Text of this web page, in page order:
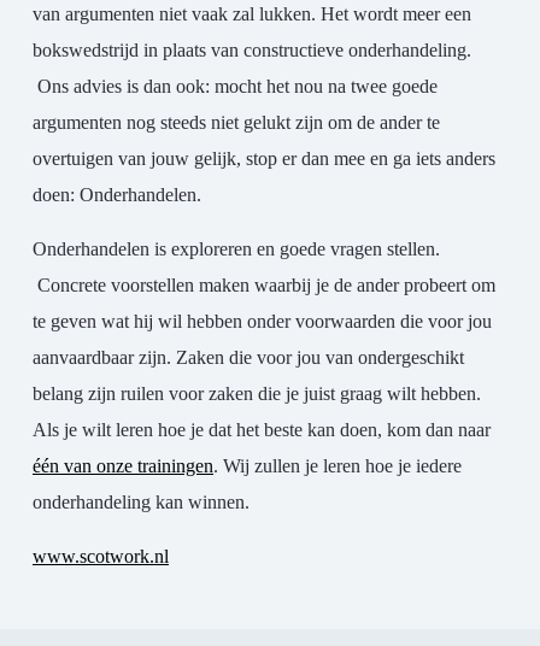
van argumenten niet vaak zal lukken. Het wordt meer een
bokswedstrijd in plaats van constructieve onderhandeling.
Ons advies is dan ook: mocht het nou na twee goede
argumenten nog steeds niet gelukt zijn om de ander te
overtuigen van jouw gelijk, stop er dan mee en ga iets anders
doen: Onderhandelen.
Onderhandelen is exploreren en goede vragen stellen.
Concrete voorstellen maken waarbij je de ander probeert om
te geven wat hij wil hebben onder voorwaarden die voor jou
aanvaardbaar zijn. Zaken die voor jou van ondergeschikt
belang zijn ruilen voor zaken die je juist graag wilt hebben.
Als je wilt leren hoe je dat het beste kan doen, kom dan naar
één van onze trainingen. Wij zullen je leren hoe je iedere
onderhandeling kan winnen.
www.scotwork.nl